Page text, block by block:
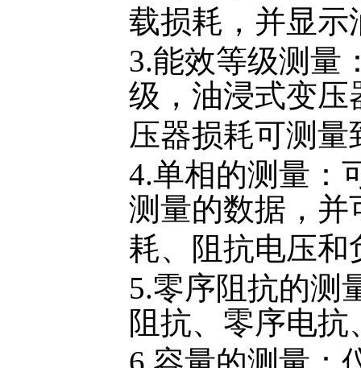
载损耗，并显示
3.能效等级测量
级，油浸式变压
压器损耗可测量
4.单相的测量：
测量的数据，并
耗、阻抗电压
5.零序阻抗的测
阻抗、零序电